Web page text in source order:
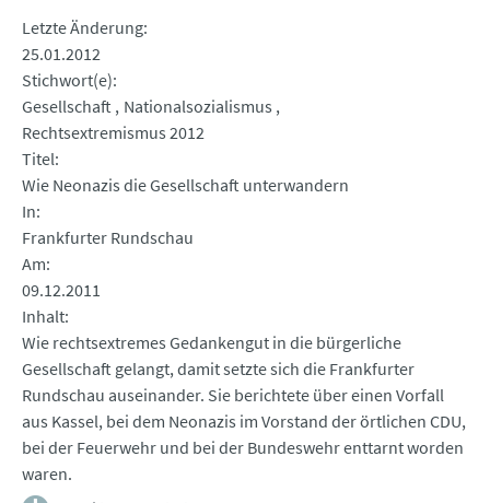
Letzte Änderung
25.01.2012
Stichwort(e)
Gesellschaft Nationalsozialismus
Rechtsextremismus 2012
Titel
Wie Neonazis die Gesellschaft unterwandern
In
Frankfurter Rundschau
Am
09.12.2011
Inhalt
Wie rechtsextremes Gedankengut in die bürgerliche
Gesellschaft gelangt, damit setzte sich die Frankfurter
Rundschau auseinander. Sie berichtete über einen Vorfall
aus Kassel, bei dem Neonazis im Vorstand der örtlichen CDU,
bei der Feuerwehr und bei der Bundeswehr enttarnt worden
waren.